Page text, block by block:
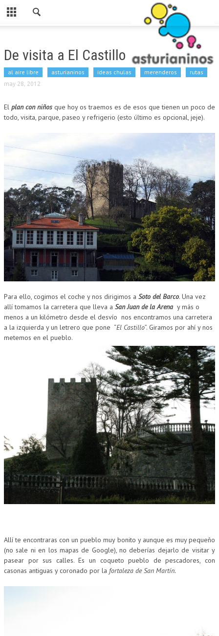
Cerrar
CATEGORIAS
PARA ESTE FINDE
RUTAS
MERENDEROS
SI LLUEVE
PARA COMER
LUDOTECAS
CUMPLEAÑOS
MUSEOS
CONTACT
De visita a El Castillo
al aire libre asturianinos ideas chulas merenderos rutas
may 28, 2012
El plan con niños que hoy os traemos es de esos que tienen un poco de
todo, visita, parque, paseo y refrigerio (esto último es opcional, jeje).
Para ello, cogimos el coche y nos dirigimos a Soto del Barco. Una vez
allí tomamos la carretera que lleva a San Juan de la Arena y más o
menos a un kilómetro desde el desvío nos encontramos una carretera
a la izquierda y un letrero que pone “El Castillo”. Giramos por ahí y nos
metemos en el pueblo.
Allí te encontraras con un pueblo muy bonito y aunque es muy pequeño
(no sale ni en los mapas de Google), no deberías dejarlo de visitar y
pasear por sus calles. Es un coqueto pueblo de pescadores, con
casonas antiguas y coronado por la fortaleza de San Martín.